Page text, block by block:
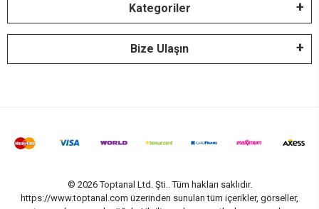
Kategoriler
Bize Ulaşın
© 2026 Toptanal Ltd. Şti.. Tüm hakları saklıdır.
https://www.toptanal.com üzerinden sunulan tüm içerikler, görseller,